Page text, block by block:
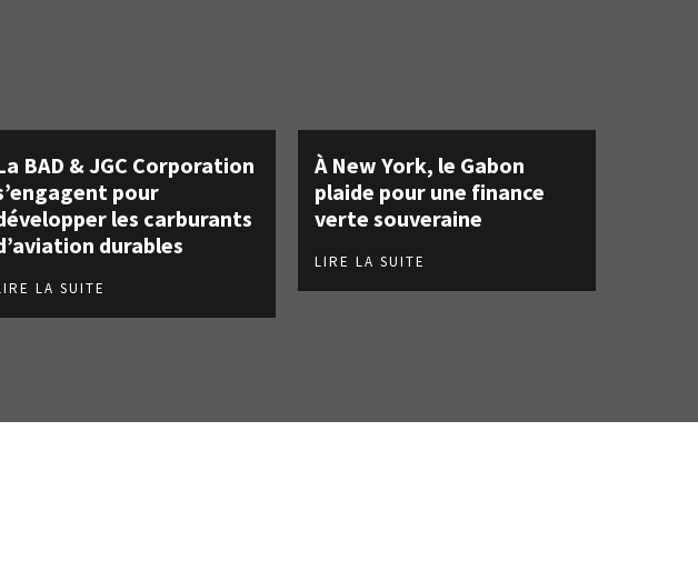
BAD & JGC Corporation
pour
les carburants
durables
LA SUITE
À New York, le Gabon
plaide pour une finance
verte souveraine
LIRE LA SUITE